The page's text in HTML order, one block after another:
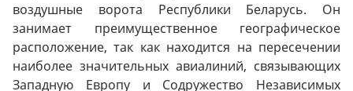
воздушные ворота Республики Беларусь. Он
занимает преимущественное географическое
расположение, так как находится на пересечении
наиболее значительных авиалиний, связывающих
Западную Европу и Содружество Независимых